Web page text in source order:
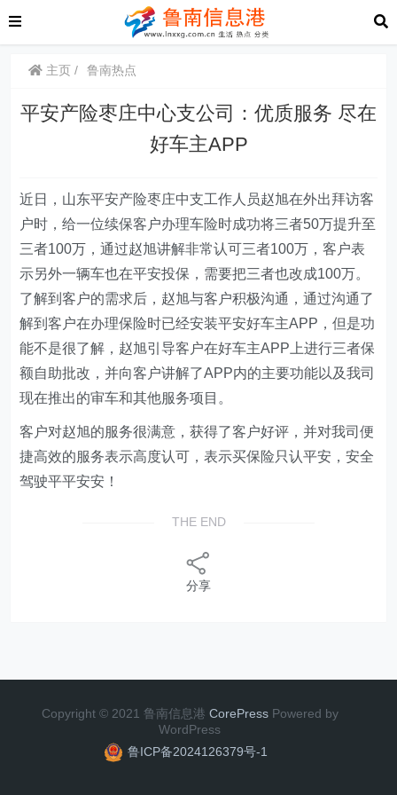
主页 鲁南热点
平安产险枣庄中心支公司：优质服务 尽在
好车主APP
近日，山东平安产险枣庄中支工作人员赵旭在外出拜访客
户时，给一位续保客户办理车险时成功将三者50万提升至
三者100万，通过赵旭讲解非常认可三者100万，客户表
示另外一辆车也在平安投保，需要把三者也改成100万。
了解到客户的需求后，赵旭与客户积极沟通，通过沟通了
解到客户在办理保险时已经安装平安好车主APP，但是功
能不是很了解，赵旭引导客户在好车主APP上进行三者保
额自助批改，并向客户讲解了APP内的主要功能以及我司
现在推出的审车和其他服务项目。
客户对赵旭的服务很满意，获得了客户好评，并对我司便
捷高效的服务表示高度认可，表示买保险只认平安，安全
驾驶平平安安！
THE END
分享
Copyright © 2021 鲁南信息港 CorePress Powered by
WordPress
鲁ICP备2024126379号-1